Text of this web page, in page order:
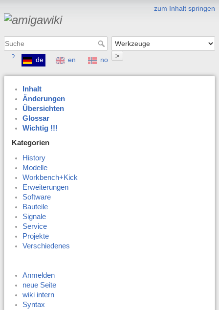
zum Inhalt springen
>
? de en no
Inhalt
Änderungen
Übersichten
Glossar
Wichtig !!!
Kategorien
History
Modelle
Workbench+Kick
Erweiterungen
Software
Bauteile
Signale
Service
Projekte
Verschiedenes
Anmelden
neue Seite
wiki intern
Syntax